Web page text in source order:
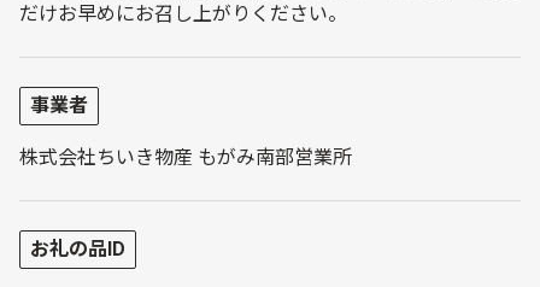
だけお早めにお召し上がりください。
事業者
株式会社ちいき物産 もがみ南部営業所
お礼の品ID